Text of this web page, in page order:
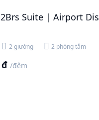
Suite | Airport
2 giường 2 phòng tắm
đ /đêm